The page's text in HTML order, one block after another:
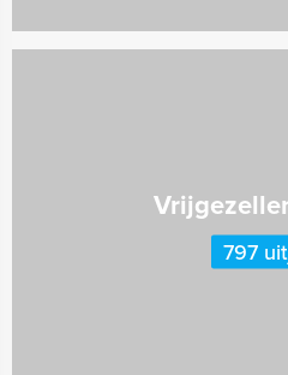
797